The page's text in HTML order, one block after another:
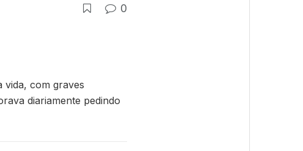
0
vida, com graves
diariamente pedindo